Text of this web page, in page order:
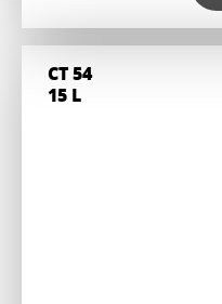
CT 54
15 L